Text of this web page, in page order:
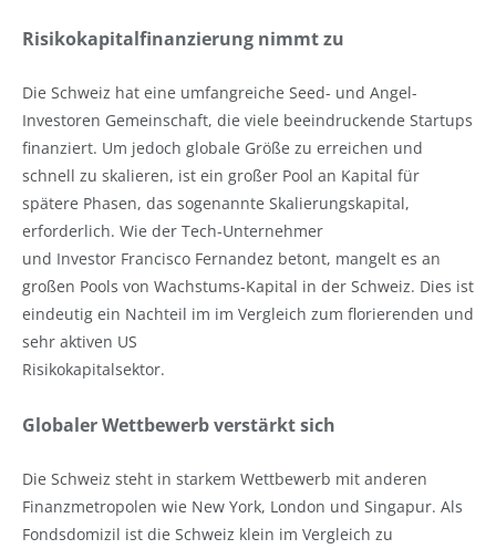
Risikokapitalfinanzierung nimmt zu
Die Schweiz hat eine umfangreiche Seed- und Angel-
Investoren Gemeinschaft, die viele beeindruckende Startups
finanziert. Um jedoch globale Größe zu erreichen und
schnell zu skalieren, ist ein großer Pool an Kapital für
spätere Phasen, das sogenannte Skalierungskapital,
erforderlich. Wie der Tech-Unternehmer
und Investor Francisco Fernandez betont, mangelt es an
großen Pools von Wachstums-Kapital in der Schweiz. Dies ist
eindeutig ein Nachteil im im Vergleich zum florierenden und
sehr aktiven US
Risikokapitalsektor.
Globaler Wettbewerb verstärkt sich
Die Schweiz steht in starkem Wettbewerb mit anderen
Finanzmetropolen wie New York, London und Singapur. Als
Fondsdomizil ist die Schweiz klein im Vergleich zu